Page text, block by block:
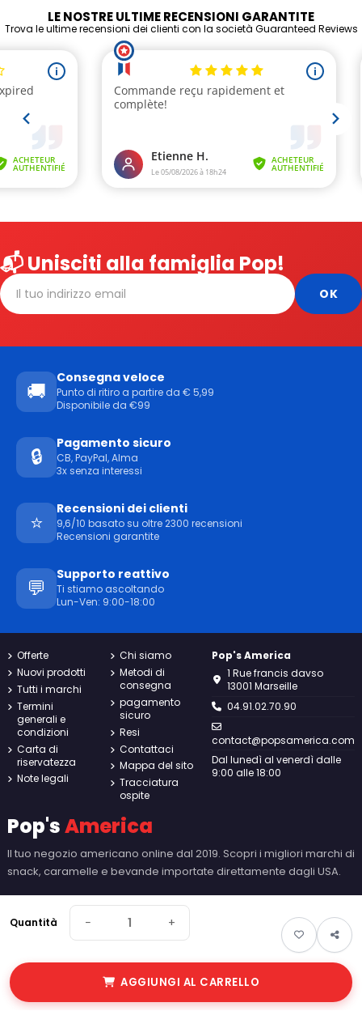
Quantità − +
AGGIUNGI AL CARRELLO
LE NOSTRE ULTIME RECENSIONI GARANTITE
Trova le ultime recensioni dei clienti con la società Guaranteed Reviews
📬 Unisciti alla famiglia Pop!
🚚
Consegna veloce
Punto di ritiro a partire da € 5,99
Disponibile da €99
🔒
Pagamento sicuro
CB, PayPal, Alma
3x senza interessi
⭐
Recensioni dei clienti
9,6/10 basato su oltre 2300 recensioni
Recensioni garantite
💬
Supporto reattivo
Ti stiamo ascoltando
Lun-Ven: 9:00-18:00
Offerte
Nuovi prodotti
Tutti i marchi
Termini
generali e
condizioni
Carta di
riservatezza
Note legali
Chi siamo
Metodi di
consegna
pagamento
sicuro
Resi
Contattaci
Mappa del sito
Tracciatura
ospite
Pop's America
1 Rue francis davso
13001 Marseille
04.91.02.70.90
contact@popsamerica.com
Dal lunedì al venerdì dalle
9:00 alle 18:00
Pop'sAmerica
Il tuo negozio americano online dal 2019. Scopri i migliori marchi di
snack, caramelle e bevande importate direttamente dagli USA.